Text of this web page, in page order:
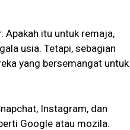
Apakah itu untuk remaja,
usia. Tetapi, sebagian
yang bersemangat untuk
Instagram, dan
Google atau mozila.